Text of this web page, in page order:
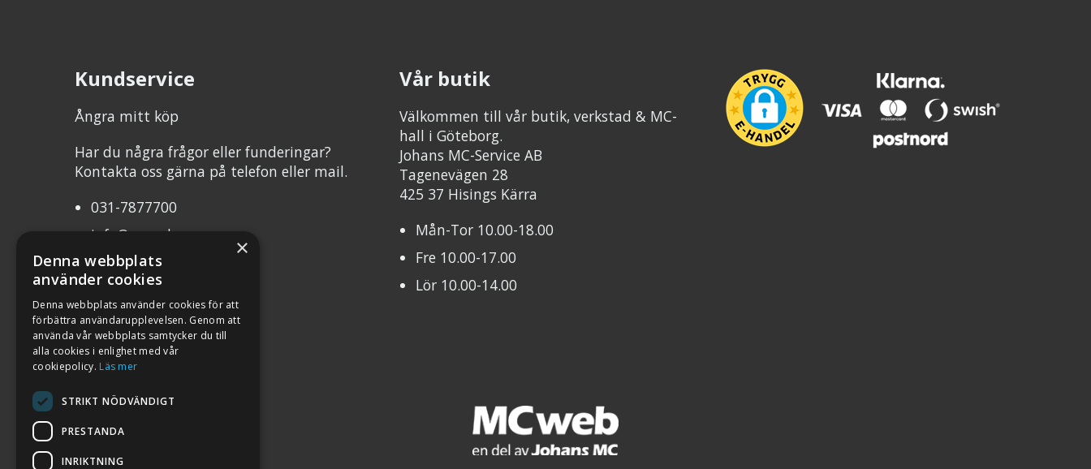
Kundservice
Ångra mitt köp
Har du några frågor eller funderingar?
Kontakta oss gärna på telefon eller mail.
031-7877700
info@mcweb.se
Mån-Tor 10.00-17.00
Fre 10.00-17.00
Org.nr 556232-8483
Vår butik
Välkommen till vår butik, verkstad & MC-
hall i Göteborg.
Johans MC-Service AB
Tagenevägen 28
425 37 Hisings Kärra
Mån-Tor 10.00-18.00
Fre 10.00-17.00
Lör 10.00-14.00
×
Denna webbplats
använder cookies
Denna webbplats använder cookies för att
förbättra användarupplevelsen. Genom att
använda vår webbplats samtycker du till
alla cookies i enlighet med vår
cookiepolicy. Läs mer
STRIKT NÖDVÄNDIGT
PRESTANDA
INRIKTNING